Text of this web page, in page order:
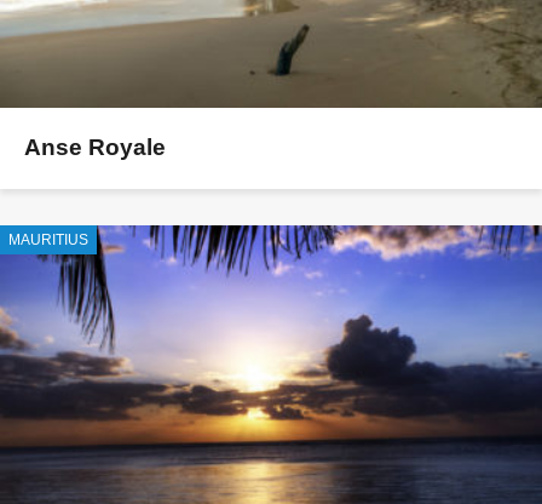
Anse Royale
MAURITIUS